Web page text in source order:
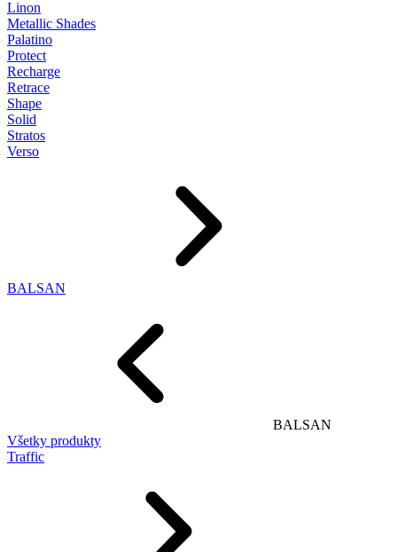
Linon
Metallic Shades
Palatino
Protect
Recharge
Retrace
Shape
Solid
Stratos
Verso
BALSAN
BALSAN
Všetky produkty
Traffic